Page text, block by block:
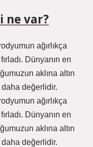
ne var?
ağırlıkça
Dünyanın en
aklına altın
değerlidir.
ağırlıkça
Dünyanın en
aklına altın
değerlidir.